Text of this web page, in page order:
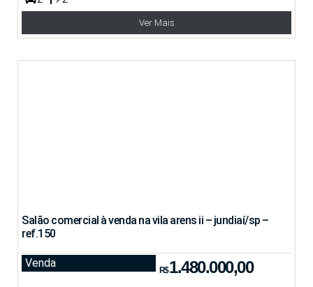
Ver Mais
Salão comercial à venda na vila arens ii – jundiaí/sp –
ref.150
Venda
R$1.480.000,00